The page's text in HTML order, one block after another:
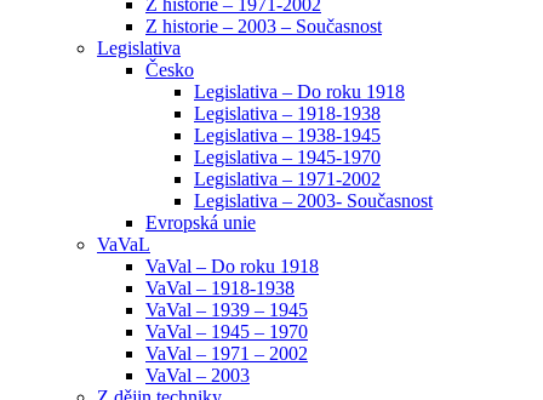
Z historie – 2003 – Současnost
Legislativa
Česko
Legislativa – Do roku 1918
Legislativa – 1918-1938
Legislativa – 1938-1945
Legislativa – 1945-1970
Legislativa – 1971-2002
Legislativa – 2003- Současnost
Evropská unie
VaVaL
VaVal – Do roku 1918
VaVal – 1918-1938
VaVal – 1939 – 1945
VaVal – 1945 – 1970
VaVal – 1971 – 2002
VaVal – 2003